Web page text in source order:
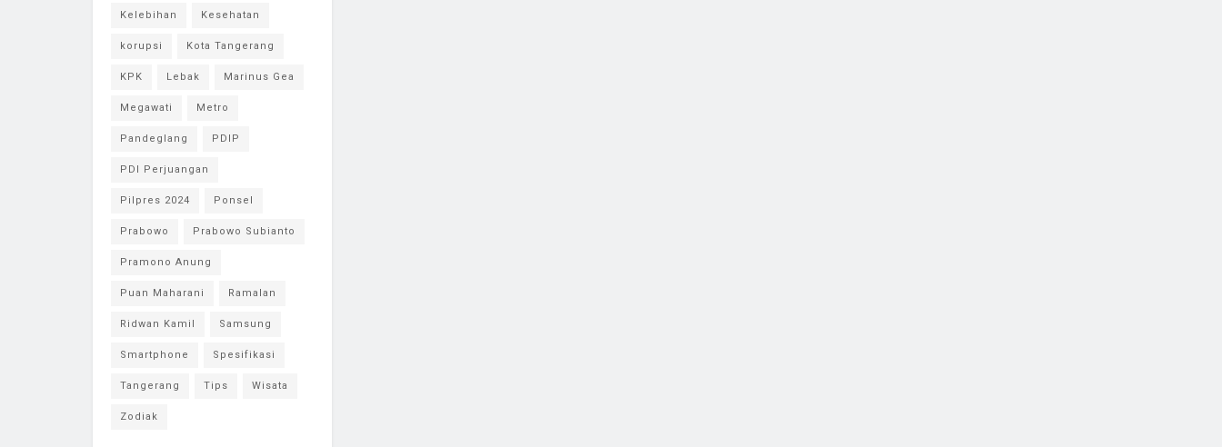
Kelebihan Kesehatan
korupsi Kota Tangerang
KPK Lebak Marinus Gea
Megawati Metro
Pandeglang PDIP
PDI Perjuangan
Pilpres 2024 Ponsel
Prabowo Prabowo Subianto
Pramono Anung
Puan Maharani Ramalan
Ridwan Kamil Samsung
Smartphone Spesifikasi
Tangerang Tips Wisata
Zodiak